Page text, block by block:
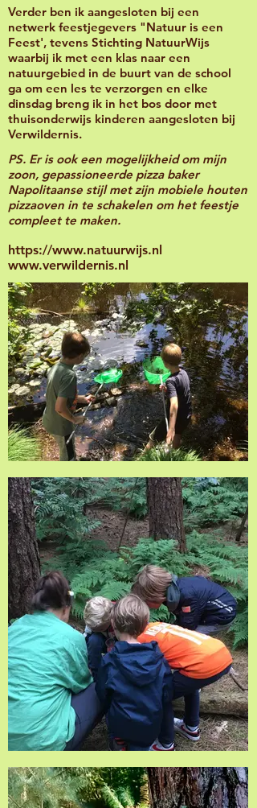
Verder ben ik aangesloten bij een
netwerk feestjegevers "Natuur is een
Feest', tevens Stichting NatuurWijs
waarbij ik met een klas naar een
natuurgebied in de buurt van de school
ga om een les te verzorgen en elke
dinsdag breng ik in het bos door met
thuisonderwijs kinderen aangesloten bij
Verwildernis.
PS. Er is ook een mogelijkheid om mijn
zoon, gepassioneerde pizza baker
Napolitaanse stijl met zijn mobiele houten
pizzaoven in te schakelen om het feestje
compleet te maken.
https://www.natuurwijs.nl
www.verwildernis.nl